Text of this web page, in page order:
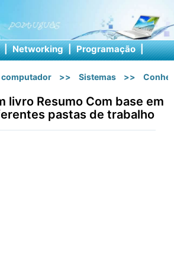
| Networking | Programação |
>> Sistemas >>
livro Resumo Com base em
pastas de trabalho